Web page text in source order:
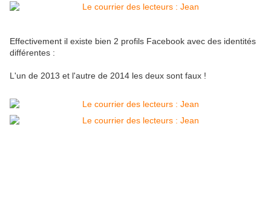
Effectivement il existe bien 2 profils Facebook avec des identités
différentes :
L'un de 2013 et l'autre de 2014 les deux sont faux !